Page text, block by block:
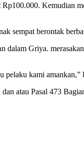
Kemudian
sempat berontak
Griya.
pelaku kami
atau Pasal 473